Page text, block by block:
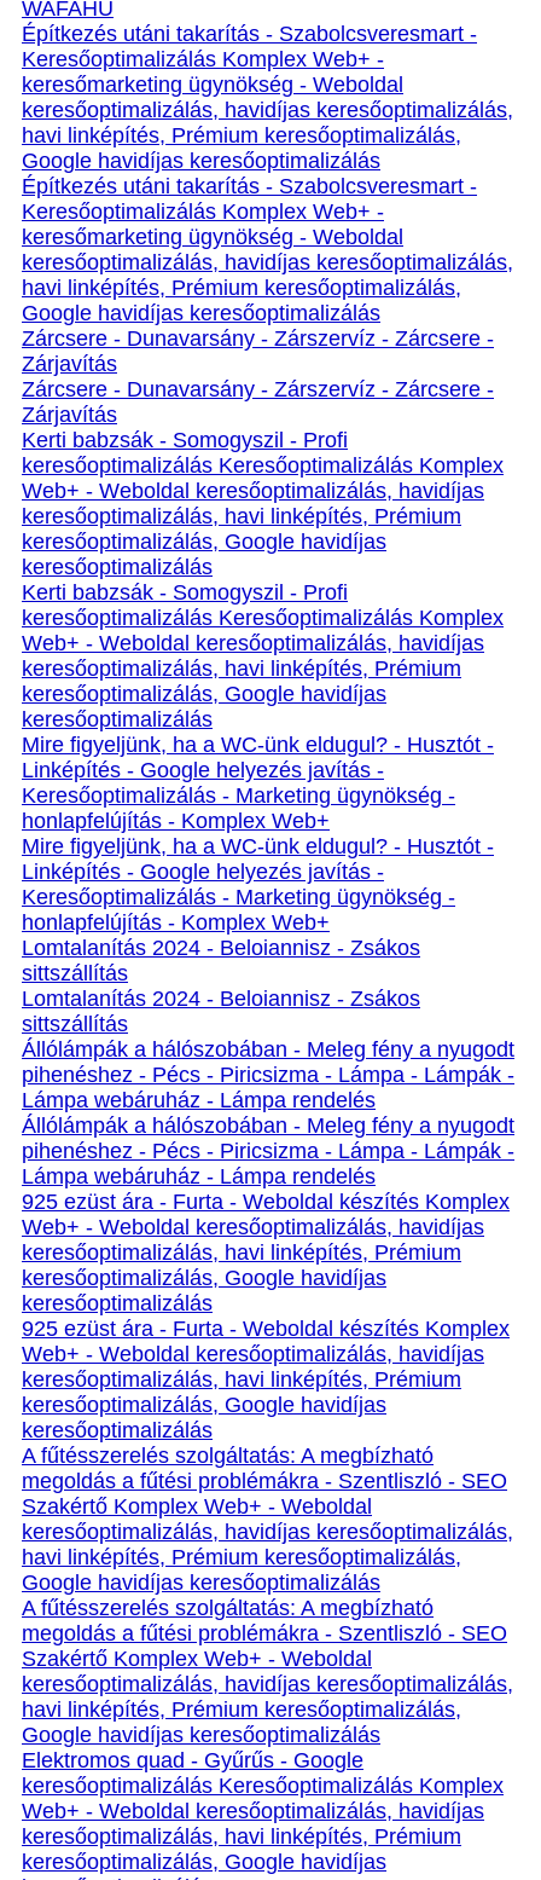
WAFAHU
Építkezés utáni takarítás - Szabolcsveresmart -
Keresőoptimalizálás Komplex Web+ -
keresőmarketing ügynökség - Weboldal
keresőoptimalizálás, havidíjas keresőoptimalizálás,
havi linképítés, Prémium keresőoptimalizálás,
Google havidíjas keresőoptimalizálás
Építkezés utáni takarítás - Szabolcsveresmart -
Keresőoptimalizálás Komplex Web+ -
keresőmarketing ügynökség - Weboldal
keresőoptimalizálás, havidíjas keresőoptimalizálás,
havi linképítés, Prémium keresőoptimalizálás,
Google havidíjas keresőoptimalizálás
Zárcsere - Dunavarsány - Zárszervíz - Zárcsere -
Zárjavítás
Zárcsere - Dunavarsány - Zárszervíz - Zárcsere -
Zárjavítás
Kerti babzsák - Somogyszil - Profi
keresőoptimalizálás Keresőoptimalizálás Komplex
Web+ - Weboldal keresőoptimalizálás, havidíjas
keresőoptimalizálás, havi linképítés, Prémium
keresőoptimalizálás, Google havidíjas
keresőoptimalizálás
Kerti babzsák - Somogyszil - Profi
keresőoptimalizálás Keresőoptimalizálás Komplex
Web+ - Weboldal keresőoptimalizálás, havidíjas
keresőoptimalizálás, havi linképítés, Prémium
keresőoptimalizálás, Google havidíjas
keresőoptimalizálás
Mire figyeljünk, ha a WC-ünk eldugul? - Husztót -
Linképítés - Google helyezés javítás -
Keresőoptimalizálás - Marketing ügynökség -
honlapfelújítás - Komplex Web+
Mire figyeljünk, ha a WC-ünk eldugul? - Husztót -
Linképítés - Google helyezés javítás -
Keresőoptimalizálás - Marketing ügynökség -
honlapfelújítás - Komplex Web+
Lomtalanítás 2024 - Beloiannisz - Zsákos
sittszállítás
Lomtalanítás 2024 - Beloiannisz - Zsákos
sittszállítás
Állólámpák a hálószobában - Meleg fény a nyugodt
pihenéshez - Pécs - Piricsizma - Lámpa - Lámpák -
Lámpa webáruház - Lámpa rendelés
Állólámpák a hálószobában - Meleg fény a nyugodt
pihenéshez - Pécs - Piricsizma - Lámpa - Lámpák -
Lámpa webáruház - Lámpa rendelés
925 ezüst ára - Furta - Weboldal készítés Komplex
Web+ - Weboldal keresőoptimalizálás, havidíjas
keresőoptimalizálás, havi linképítés, Prémium
keresőoptimalizálás, Google havidíjas
keresőoptimalizálás
925 ezüst ára - Furta - Weboldal készítés Komplex
Web+ - Weboldal keresőoptimalizálás, havidíjas
keresőoptimalizálás, havi linképítés, Prémium
keresőoptimalizálás, Google havidíjas
keresőoptimalizálás
A fűtésszerelés szolgáltatás: A megbízható
megoldás a fűtési problémákra - Szentliszló - SEO
Szakértő Komplex Web+ - Weboldal
keresőoptimalizálás, havidíjas keresőoptimalizálás,
havi linképítés, Prémium keresőoptimalizálás,
Google havidíjas keresőoptimalizálás
A fűtésszerelés szolgáltatás: A megbízható
megoldás a fűtési problémákra - Szentliszló - SEO
Szakértő Komplex Web+ - Weboldal
keresőoptimalizálás, havidíjas keresőoptimalizálás,
havi linképítés, Prémium keresőoptimalizálás,
Google havidíjas keresőoptimalizálás
Elektromos quad - Gyűrűs - Google
keresőoptimalizálás Keresőoptimalizálás Komplex
Web+ - Weboldal keresőoptimalizálás, havidíjas
keresőoptimalizálás, havi linképítés, Prémium
keresőoptimalizálás, Google havidíjas